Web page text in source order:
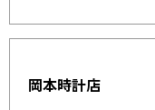
岡本時計店